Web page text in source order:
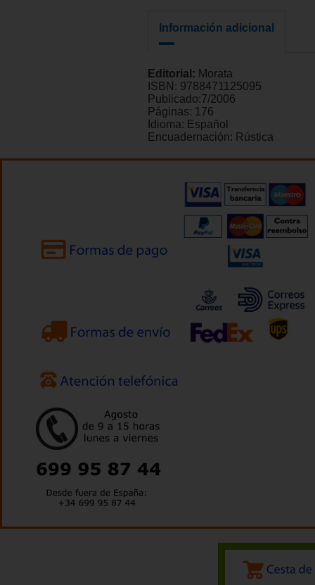
Información adicional
Editorial: Morata
ISBN: 9788471125095
Publicado:7/2006
Páginas: 176
Idioma: Español
Encuadernación: Rústica